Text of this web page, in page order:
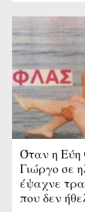
Όταν η Εύη
Γιώργο σε
έψαχνε
που δεν